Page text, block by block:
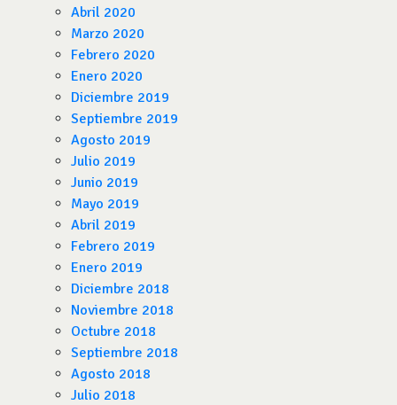
Abril 2020
Marzo 2020
Febrero 2020
Enero 2020
Diciembre 2019
Septiembre 2019
Agosto 2019
Julio 2019
Junio 2019
Mayo 2019
Abril 2019
Febrero 2019
Enero 2019
Diciembre 2018
Noviembre 2018
Octubre 2018
Septiembre 2018
Agosto 2018
Julio 2018